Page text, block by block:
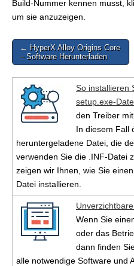
Build-Nummer kennen musst,
um sie anzuzeigen.
Post
navigation
← HyperX Alloy Origins Core
– Software Herunterladen
So installieren
setup.exe-
den Treiber
In diesem Fall
heruntergeladene Datei, die
verwenden Sie die .INF-Datei
zeigen wir Ihnen, wie Sie
Datei installieren.
Wenn Sie
oder das
dann finden
alle notwendige Software und